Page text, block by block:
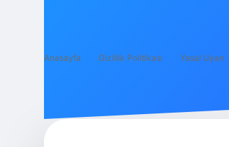
Anasayfa Gizlilik Politikası Yasal Uyarı